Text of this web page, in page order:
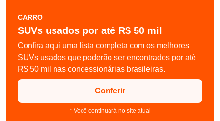
CARRO
SUVs usados por até R$ 50 mil
Confira aqui uma lista completa com os melhores
SUVs usados que poderão ser encontrados por até
R$ 50 mil nas concessionárias brasileiras.
Conferir
* Você continuará no site atual